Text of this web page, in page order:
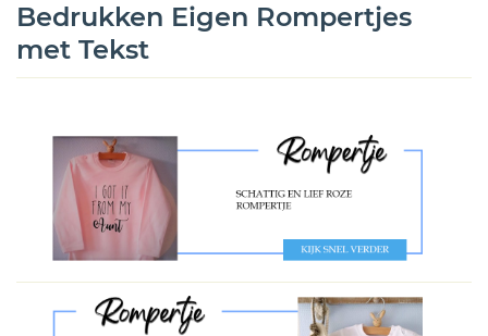
Bedrukken Eigen Rompertjes
met Tekst